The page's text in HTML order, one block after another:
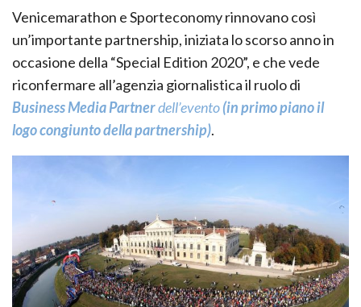
Venicemarathon e Sporteconomy rinnovano così
un’importante partnership, iniziata lo scorso anno in
occasione della “Special Edition 2020”, e che vede
riconfermare all’agenzia giornalistica il ruolo di
Business Media Partnerdell’evento(in primo piano il
logo congiunto della partnership).